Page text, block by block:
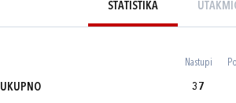
STATISTIKA
Nastupi
UKUPNO 37